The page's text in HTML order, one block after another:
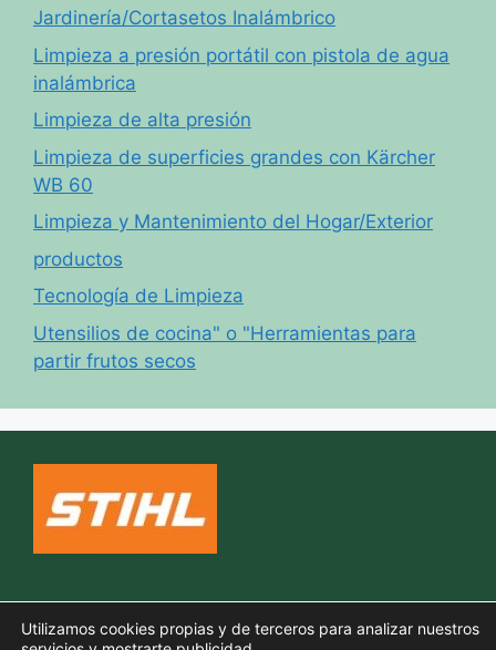
Jardinería/Cortasetos Inalámbrico
Limpieza a presión portátil con pistola de agua
inalámbrica
Limpieza de alta presión
Limpieza de superficies grandes con Kärcher
WB 60
Limpieza y Mantenimiento del Hogar/Exterior
productos
Tecnología de Limpieza
Utensilios de cocina" o "Herramientas para
partir frutos secos
Utilizamos cookies propias y de terceros para analizar nuestros